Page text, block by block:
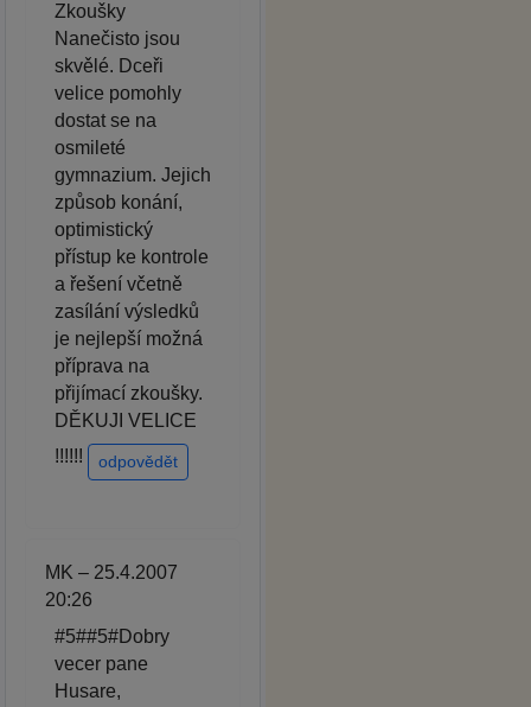
Zkoušky
Nanečisto jsou
skvělé. Dceři
velice pomohly
dostat se na
osmileté
gymnazium. Jejich
způsob konání,
optimistický
přístup ke kontrole
a řešení včetně
zasílání výsledků
je nejlepší možná
příprava na
přijímací zkoušky.
DĚKUJI VELICE
!!!!!!
odpovědět
MK – 25.4.2007
20:26
#5##5#Dobry
vecer pane
Husare,